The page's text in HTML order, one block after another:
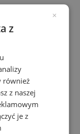
×
z
również
z naszej
je z